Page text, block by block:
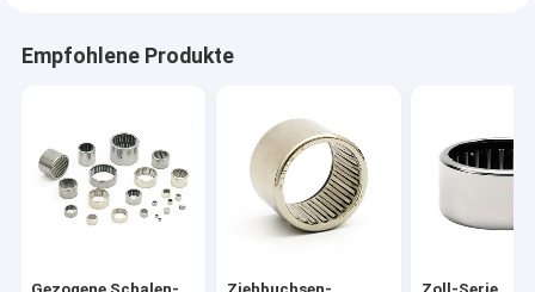
Empfohlene Produkte